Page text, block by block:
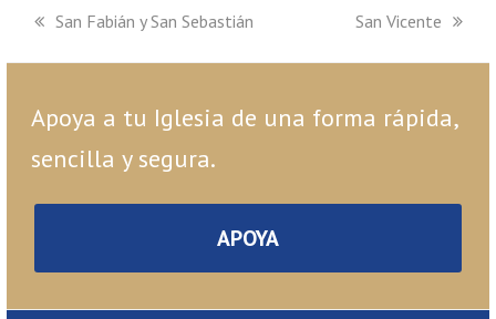
previous
San Fabián y San Sebastián
next
San Vicente
Apoya a tu Iglesia de una forma rápida,
sencilla y segura.
APOYA